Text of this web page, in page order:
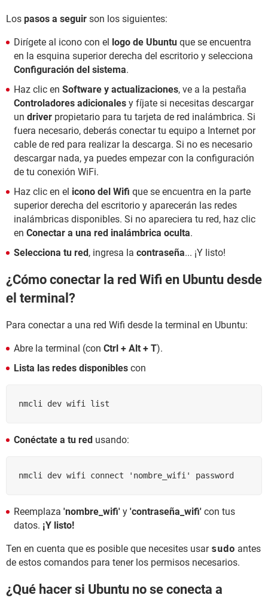
Los pasos a seguir son los siguientes:
Dirígete al icono con el logo de Ubuntu que se encuentra
en la esquina superior derecha del escritorio y selecciona
Configuración del sistema.
Haz clic en Software y actualizaciones, ve a la pestaña
Controladores adicionales y fíjate si necesitas descargar
un driver propietario para tu tarjeta de red inalámbrica. Si
fuera necesario, deberás conectar tu equipo a Internet por
cable de red para realizar la descarga. Si no es necesario
descargar nada, ya puedes empezar con la configuración
de tu conexión WiFi.
Haz clic en el icono del Wifi que se encuentra en la parte
superior derecha del escritorio y aparecerán las redes
inalámbricas disponibles. Si no apareciera tu red, haz clic
en Conectar a una red inalámbrica oculta.
Selecciona tu red, ingresa la contraseña... ¡Y listo!
¿Cómo conectar la red Wifi en Ubuntu desde
el terminal?
Para conectar a una red Wifi desde la terminal en Ubuntu:
Abre la terminal (con Ctrl + Alt + T).
Lista las redes disponibles con
nmcli dev wifi list
Conéctate a tu red usando:
nmcli dev wifi connect 'nombre_wifi' password
Reemplaza 'nombre_wifi' y 'contraseña_wifi' con tus
datos. ¡Y listo!
Ten en cuenta que es posible que necesites usar sudo antes
de estos comandos para tener los permisos necesarios.
¿Qué hacer si Ubuntu no se conecta a